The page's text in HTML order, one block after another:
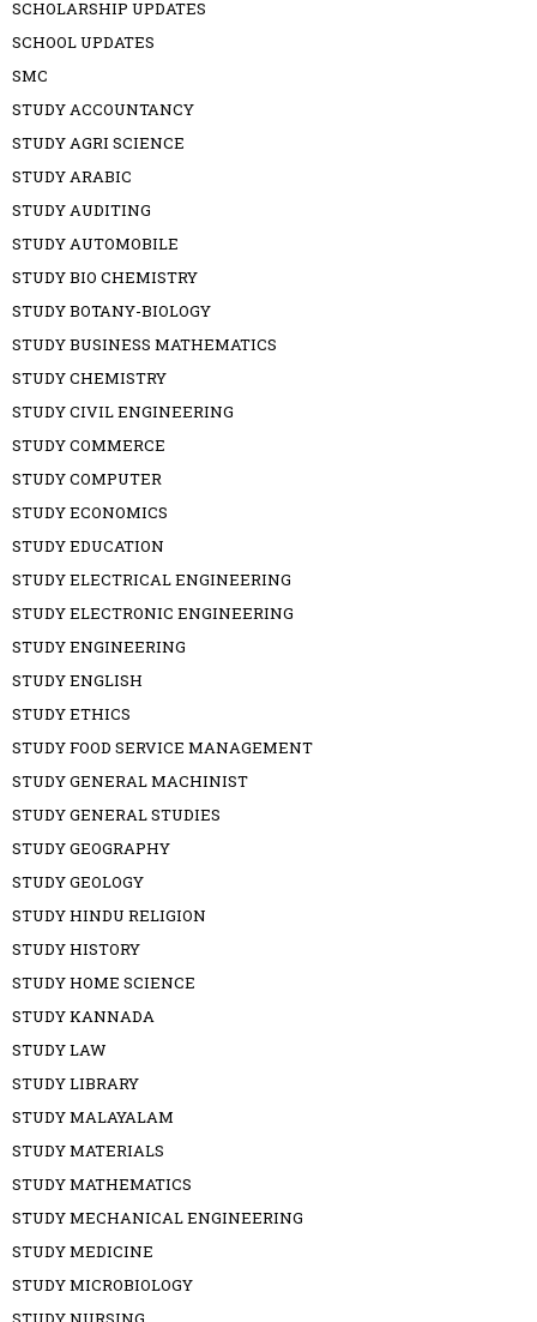
SCHOLARSHIP UPDATES
SCHOOL UPDATES
SMC
STUDY ACCOUNTANCY
STUDY AGRI SCIENCE
STUDY ARABIC
STUDY AUDITING
STUDY AUTOMOBILE
STUDY BIO CHEMISTRY
STUDY BOTANY-BIOLOGY
STUDY BUSINESS MATHEMATICS
STUDY CHEMISTRY
STUDY CIVIL ENGINEERING
STUDY COMMERCE
STUDY COMPUTER
STUDY ECONOMICS
STUDY EDUCATION
STUDY ELECTRICAL ENGINEERING
STUDY ELECTRONIC ENGINEERING
STUDY ENGINEERING
STUDY ENGLISH
STUDY ETHICS
STUDY FOOD SERVICE MANAGEMENT
STUDY GENERAL MACHINIST
STUDY GENERAL STUDIES
STUDY GEOGRAPHY
STUDY GEOLOGY
STUDY HINDU RELIGION
STUDY HISTORY
STUDY HOME SCIENCE
STUDY KANNADA
STUDY LAW
STUDY LIBRARY
STUDY MALAYALAM
STUDY MATERIALS
STUDY MATHEMATICS
STUDY MECHANICAL ENGINEERING
STUDY MEDICINE
STUDY MICROBIOLOGY